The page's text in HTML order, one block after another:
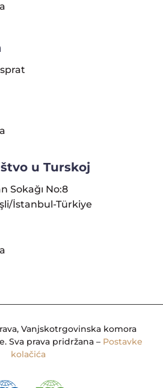
u Turskoj
Sokağı No:8
İstanbul-Türkiye
Vanjskotrgovinska komora
Sva prava pridržana – Postavke
kolačića